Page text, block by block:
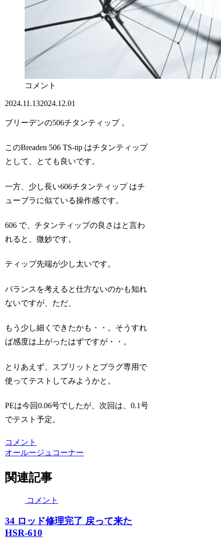
コメント
2024.11.132024.12.01
ブリーデンの506チタンティップ 。
このBreaden 506 TS-tip はチタンティップ
として、とても良いです。
一方、少し長い606チタンティップ はチ
ューブラに似ている操作感です。
606 で、チタンティップの良さはと言わ
れると、微妙です。
ティップ先端が少し太いです。
バランスを考えると仕方ないのかも知れ
ないですが、ただ、
もう少し細くできたかも・・。そうすれ
ば感度は上がったはずですが・・。
とりあえず、スプリットとプラグ専用で
使ってテストしてみようかと。
PEは今回0.06号でしたが、次回は、0.1号
でテスト予定。
コメント
オールージュコーナー
関連記事
コメント
34 ロッド修理完了 戻って来た
HSR-610